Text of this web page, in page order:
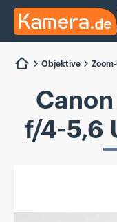
Kamera.de
Objektive
f/4-5,6